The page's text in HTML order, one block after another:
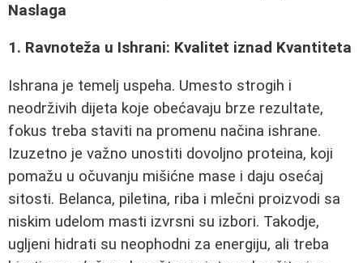
Naslaga
1. Ravnoteža u Ishrani: Kvalitet iznad Kvantiteta
Ishrana je temelj uspeha. Umesto strogih i
neodrživih dijeta koje obećavaju brze rezultate,
fokus treba staviti na promenu načina ishrane.
Izuzetno je važno unostiti dovoljno proteina, koji
pomažu u očuvanju mišićne mase i daju osećaj
sitosti. Belanca, piletina, riba i mlečni proizvodi sa
niskim udelom masti izvrsni su izbori. Takodje,
ugljeni hidrati su neophodni za energiju, ali treba